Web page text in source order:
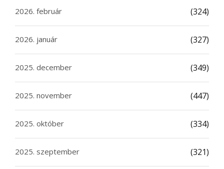
2026. február (324)
2026. január (327)
2025. december (349)
2025. november (447)
2025. október (334)
2025. szeptember (321)